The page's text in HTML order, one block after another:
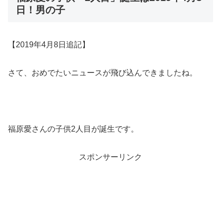
日！男の子
【2019年4月8日追記】
さて、おめでたいニュースが飛び込んできましたね。
福原愛さんの子供2人目が誕生です。
スポンサーリンク